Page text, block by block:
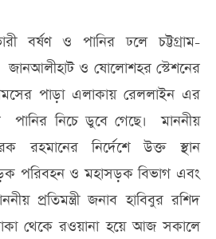
বর্ষণ ও পানির ঢলে চট্টগ্রাম-
জানআলীহাট ও ষোলোশহর স্টেশনের
পাড়া এলাকায় রেললাইন এর
নিচে ডুবে গেছে। মাননীয়
রহমানের নির্দেশে উক্ত স্থান
পরিবহন ও মহাসড়ক বিভাগ এবং
প্রতিমন্ত্রী জনাব হাবিবুর রশিদ
থেকে রওয়ানা হয়ে আজ সকালে